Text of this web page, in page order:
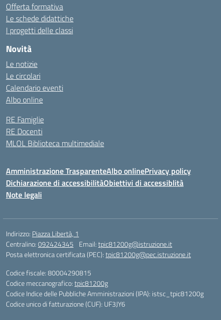
Offerta formativa
Le schede didattiche
I progetti delle classi
Novità
Le notizie
Le circolari
Calendario eventi
Albo online
RE Famiglie
RE Docenti
MLOL Biblioteca multimediale
Amministrazione TrasparenteAlbo onlinePrivacy policy
Dichiarazione di accessibilitàObiettivi di accessiblità
Note legali
Indirizzo: Piazza Libertà, 1
Centralino:092424345 Email:tpic81200g@istruzione.it
Posta elettronica certificata (PEC):tpic81200g@pec.istruzione.it
Codice fiscale: 80004290815
Codice meccanografico:tpic81200g
Codice Indice delle Pubbliche Amministrazioni (IPA): istsc_tpic81200g
Codice unico di fatturazione (CUF): UF3JY6